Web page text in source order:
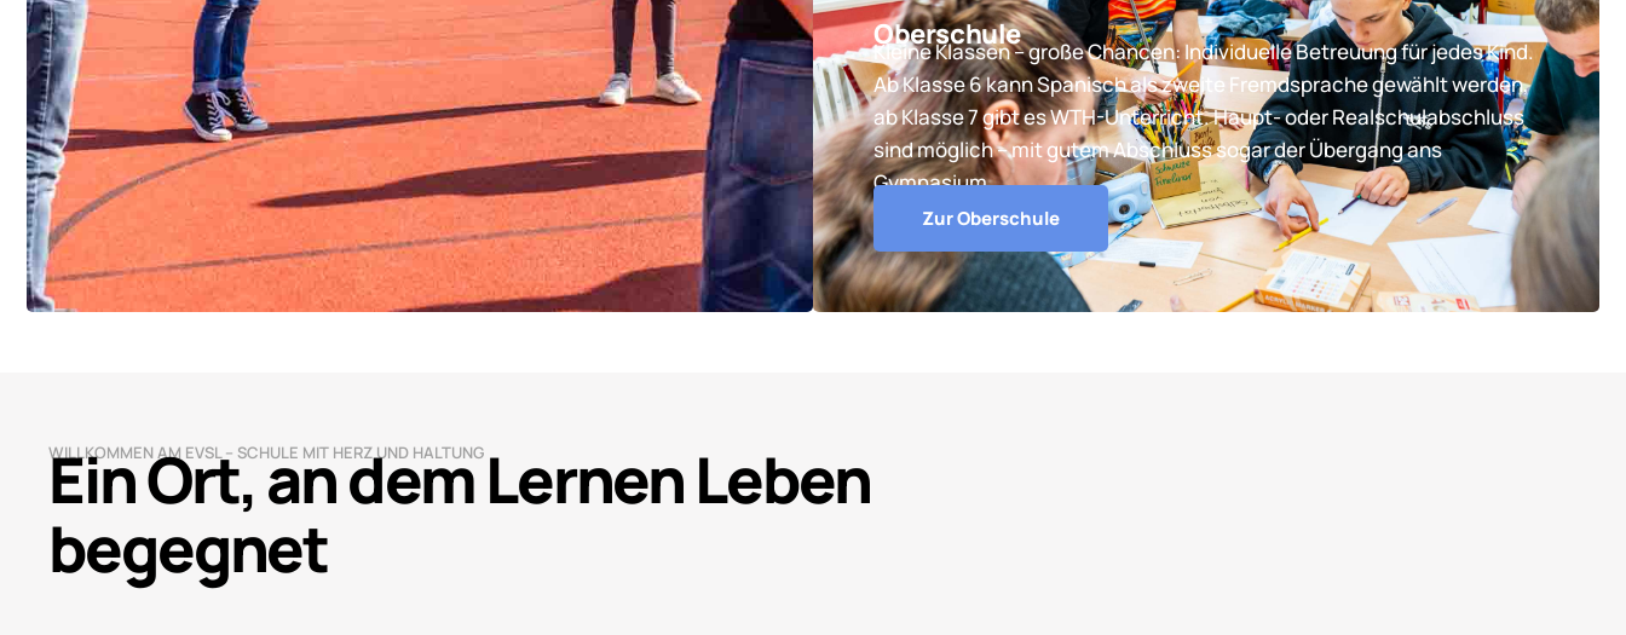
Oberschule
Kleine Klassen – große Chancen: Individuelle Betreuung für jedes Kind.
Ab Klasse 6 kann Spanisch als zweite Fremdsprache gewählt werden,
ab Klasse 7 gibt es WTH-Unterricht. Haupt- oder Realschulabschluss
sind möglich – mit gutem Abschluss sogar der Übergang ans
Gymnasium.
Zur Oberschule
WILLKOMMEN AM EVSL – SCHULE MIT HERZ UND HALTUNG
Ein Ort, an dem Lernen Leben
begegnet